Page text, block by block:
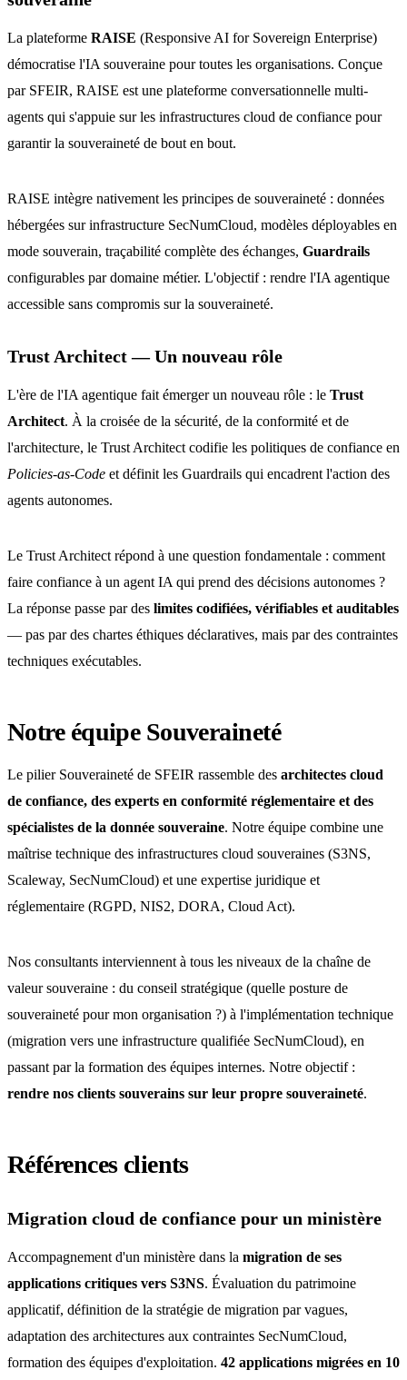
La plateforme RAISE (Responsive AI for Sovereign Enterprise)
démocratise l'IA souveraine pour toutes les organisations. Conçue
par SFEIR, RAISE est une plateforme conversationnelle multi-
agents qui s'appuie sur les infrastructures cloud de confiance pour
garantir la souveraineté de bout en bout.
RAISE intègre nativement les principes de souveraineté : données
hébergées sur infrastructure SecNumCloud, modèles déployables en
mode souverain, traçabilité complète des échanges, Guardrails
configurables par domaine métier. L'objectif : rendre l'IA agentique
accessible sans compromis sur la souveraineté.
Trust Architect — Un nouveau rôle
L'ère de l'IA agentique fait émerger un nouveau rôle : le Trust
Architect. À la croisée de la sécurité, de la conformité et de
l'architecture, le Trust Architect codifie les politiques de confiance en
Policies-as-Code et définit les Guardrails qui encadrent l'action des
agents autonomes.
Le Trust Architect répond à une question fondamentale : comment
faire confiance à un agent IA qui prend des décisions autonomes ?
La réponse passe par des limites codifiées, vérifiables et auditables
— pas par des chartes éthiques déclaratives, mais par des contraintes
techniques exécutables.
Notre équipe Souveraineté
Le pilier Souveraineté de SFEIR rassemble des architectes cloud
de confiance, des experts en conformité réglementaire et des
spécialistes de la donnée souveraine. Notre équipe combine une
maîtrise technique des infrastructures cloud souveraines (S3NS,
Scaleway, SecNumCloud) et une expertise juridique et
réglementaire (RGPD, NIS2, DORA, Cloud Act).
Nos consultants interviennent à tous les niveaux de la chaîne de
valeur souveraine : du conseil stratégique (quelle posture de
souveraineté pour mon organisation ?) à l'implémentation technique
(migration vers une infrastructure qualifiée SecNumCloud), en
passant par la formation des équipes internes. Notre objectif :
rendre nos clients souverains sur leur propre souveraineté.
Références clients
Migration cloud de confiance pour un ministère
Accompagnement d'un ministère dans la migration de ses
applications critiques vers S3NS. Évaluation du patrimoine
applicatif, définition de la stratégie de migration par vagues,
adaptation des architectures aux contraintes SecNumCloud,
formation des équipes d'exploitation. 42 applications migrées en 10